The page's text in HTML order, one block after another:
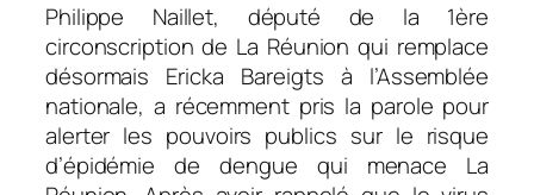
Philippe Naillet, député de la 1ère
circonscription de La Réunion qui remplace
désormais Ericka Bareigts à l’Assemblée
nationale, a récemment pris la parole pour
alerter les pouvoirs publics sur le risque
d’épidémie de dengue qui menace La